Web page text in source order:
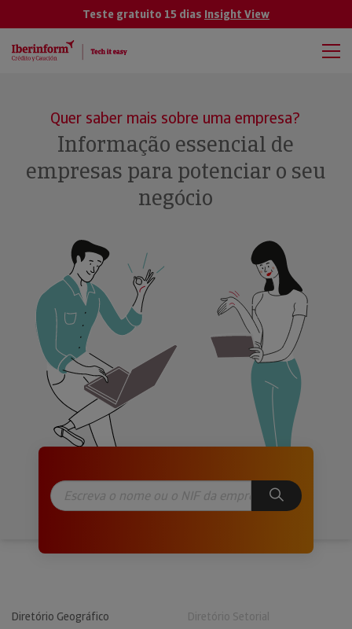
Teste gratuito 15 dias Insight View
Quer saber mais sobre uma empresa?
Informação essencial de
empresas para potenciar o seu
negócio
Diretório Geográfico Diretório Setorial